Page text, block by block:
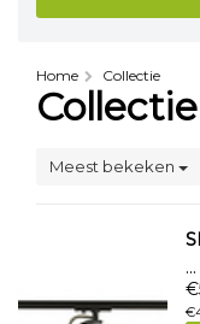
Home Collectie
Collectie
Meest bekeken
...